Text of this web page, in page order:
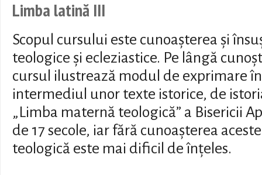
Limba latină III
Scopul cursului este cunoașterea și
teologice și ecleziastice. Pe lângă
cursul ilustrează modul de exprimare
intermediul unor texte istorice, de
„Limba maternă teologică” a Bisericii
de 17 secole, iar fără cunoașterea
teologică este mai dificil de înțeles.